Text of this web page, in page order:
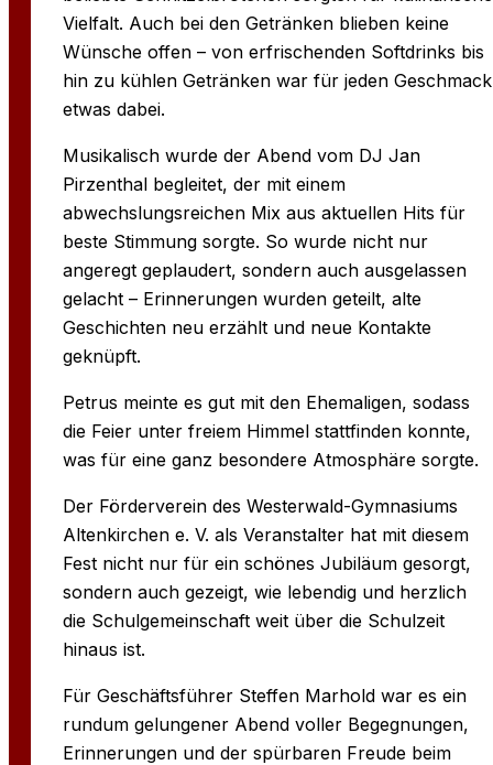
Vielfalt. Auch bei den Getränken blieben keine
Wünsche offen – von erfrischenden Softdrinks bis
hin zu kühlen Ge­tränken war für jeden Geschmack
etwas dabei.
Musikalisch wurde der Abend vom DJ Jan
Pirzenthal begleitet, der mit einem
abwechslungsreichen Mix aus aktuellen Hits für
beste Stimmung sorgte. So wurde nicht nur
angeregt geplaudert, sondern auch ausgelassen
gelacht – Erinnerungen wurden geteilt, alte
Geschichten neu erzählt und neue Kontakte
geknüpft.
Petrus meinte es gut mit den Ehemaligen, sodass
die Feier unter freiem Himmel stattfinden konnte,
was für eine ganz besondere Atmosphäre sorgte.
Der Förderverein des Westerwald-Gymnasiums
Altenkirchen e. V. als Veranstalter hat mit diesem
Fest nicht nur für ein schönes Jubiläum gesorgt,
sondern auch gezeigt, wie lebendig und herzlich
die Schulgemeinschaft weit über die Schulzeit
hinaus ist.
Für Geschäftsführer Steffen Marhold war es ein
rundum gelungener Abend voller Begegnungen,
Erinnerungen und der spürbaren Freude beim